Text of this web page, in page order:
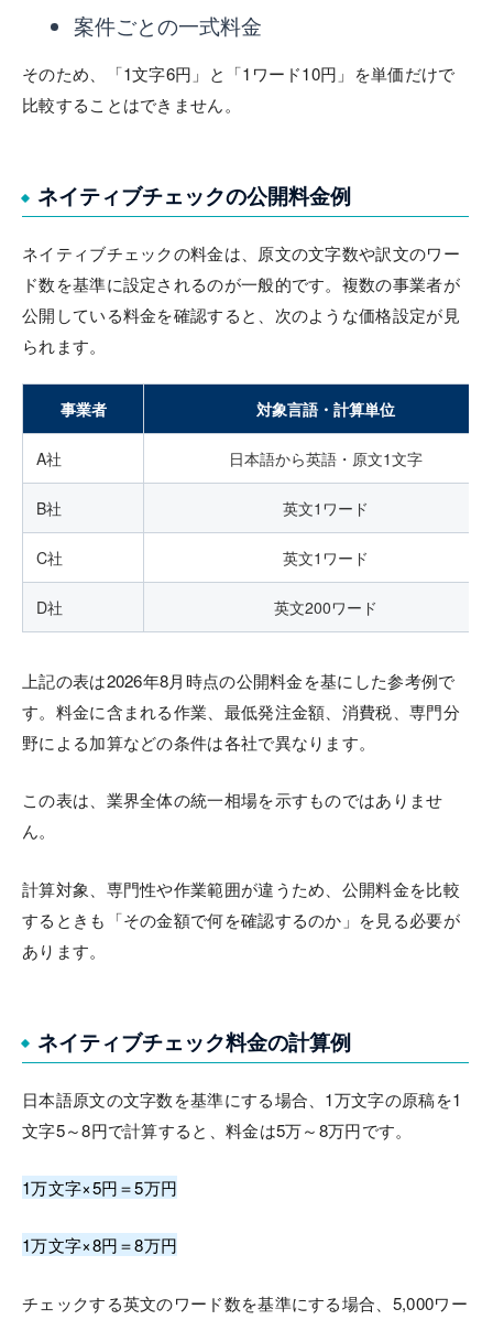
案件ごとの一式料金
そのため、「1文字6円」と「1ワード10円」を単価だけで
比較することはできません。
ネイティブチェックの公開料金例
ネイティブチェックの料金は、原文の文字数や訳文のワー
ド数を基準に設定されるのが一般的です。複数の事業者が
公開している料金を確認すると、次のような価格設定が見
られます。
事業者 対象言語・計算単位
A社 日本語から英語・原文1文字
B社 英文1ワード
C社 英文1ワード
D社 英文200ワード
上記の表は2026年8月時点の公開料金を基にした参考例で
す。料金に含まれる作業、最低発注金額、消費税、専門分
野による加算などの条件は各社で異なります。
この表は、業界全体の統一相場を示すものではありませ
ん。
計算対象、専門性や作業範囲が違うため、公開料金を比較
するときも「その金額で何を確認するのか」を見る必要が
あります。
ネイティブチェック料金の計算例
日本語原文の文字数を基準にする場合、1万文字の原稿を1
文字5～8円で計算すると、料金は5万～8万円です。
1万文字×5円＝5万円
1万文字×8円＝8万円
チェックする英文のワード数を基準にする場合、5,000ワー